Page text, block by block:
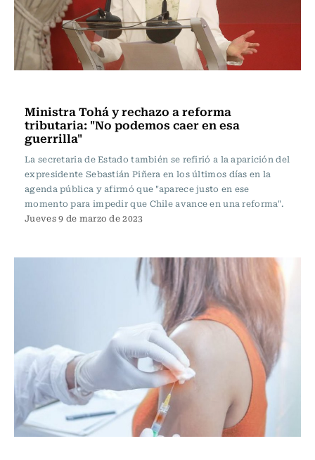
Ministra Tohá y rechazo a reforma
tributaria: "No podemos caer en esa
guerrilla"
La secretaria de Estado también se refirió a la aparición del
expresidente Sebastián Piñera en los últimos días en la
agenda pública y afirmó que "aparece justo en ese
momento para impedir que Chile avance en una reforma".
Jueves 9 de marzo de 2023